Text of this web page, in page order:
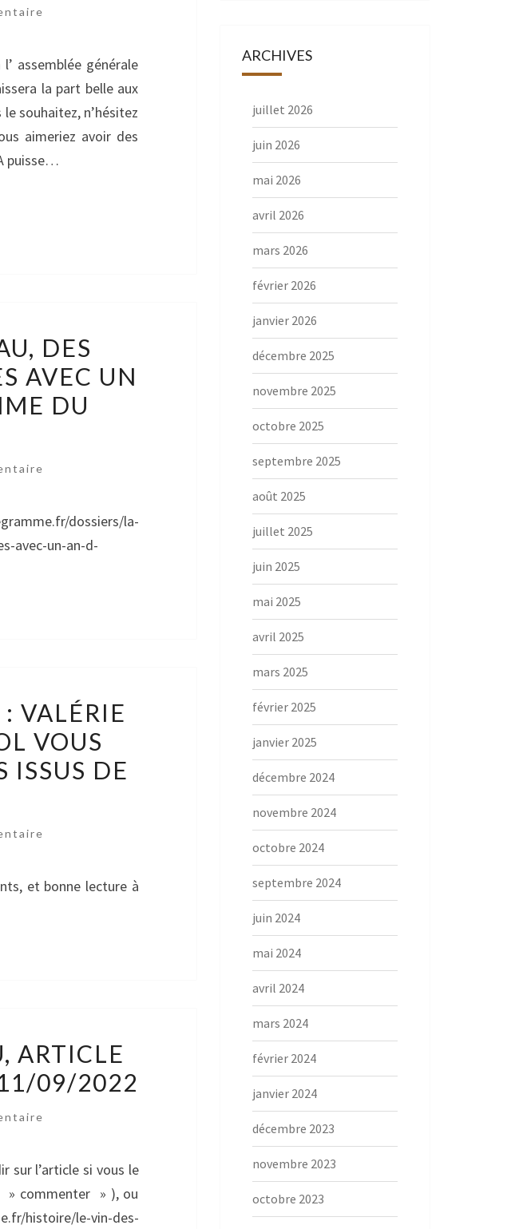
assemblée générale
la part belle aux
souhaitez, n’hésitez
aimeriez avoir des
puisse…
DES
AVEC UN
DU
dossiers/la-
avec-un-an-d-
VALÉRIE
VOUS
ISSUS DE
et bonne lecture à
ARTICLE
09/2022
sur l’article si vous le
» commenter » ), ou
histoire/le-vin-des-
ARCHIVES
juillet 2026
juin 2026
mai 2026
avril 2026
mars 2026
février 2026
janvier 2026
décembre 2025
novembre 2025
octobre 2025
septembre 2025
août 2025
juillet 2025
juin 2025
mai 2025
avril 2025
mars 2025
février 2025
janvier 2025
décembre 2024
novembre 2024
octobre 2024
septembre 2024
juin 2024
mai 2024
avril 2024
mars 2024
février 2024
janvier 2024
décembre 2023
novembre 2023
octobre 2023